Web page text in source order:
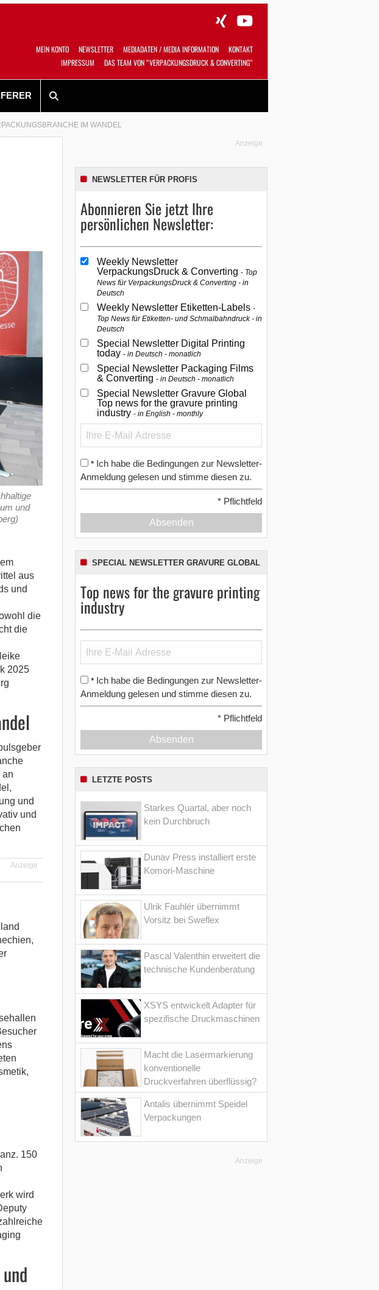
MEIN KONTO NEWSLETTER MEDIADATEN / MEDIA INFORMATION
KONTAKT
IMPRESSUM
DAS TEAM VON “VERPACKUNGSDRUCK & CONVERTING”
IM WANDEL
und
aus
und
die
die
2025
an
und
und
Anzeige
150
wird
Anzeige
NEWSLETTER FÜR PROFIS
Abonnieren Sie jetzt Ihre
persönlichen Newsletter:
Weekly Newsletter
VerpackungsDruck & Converting Top
News für VerpackungsDruck & Converting - in
Deutsch
Weekly Newsletter Etiketten-Labels
Top News für Etiketten- und Schmalbahndruck - in
Deutsch
Special Newsletter Digital Printing
today in Deutsch - monatlich
Special Newsletter Packaging Films
& Converting in Deutsch - monatlich
Special Newsletter Gravure Global
Top news for the gravure printing
industry in English - monthly
* Ich habe die Bedingungen zur Newsletter-
Anmeldung gelesen und stimme diesen zu.
* Pflichtfeld
Absenden
SPECIAL NEWSLETTER GRAVURE GLOBAL
Top news for the gravure printing
industry
* Ich habe die Bedingungen zur Newsletter-
Anmeldung gelesen und stimme diesen zu.
* Pflichtfeld
Absenden
LETZTE POSTS
Starkes Quartal, aber noch
kein Durchbruch
Dunav Press installiert erste
Komori-Maschine
Ulrik Fauhlér übernimmt
Vorsitz bei Sweflex
Pascal Valenthin erweitert die
technische Kundenberatung
XSYS entwickelt Adapter für
spezifische Druckmaschinen
Macht die Lasermarkierung
konventionelle
Druckverfahren überflüssig?
Antalis übernimmt Speidel
Verpackungen
Anzeige